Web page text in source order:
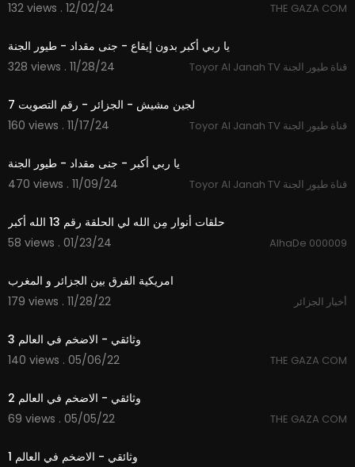
132 views . 12/02/24
THE GAZA COM
يا ربي أكبر بدون إيقاع - جنى مقداد - طيور الجنة
328 views . 11/28/24
Toyor Al Janah TV قناة طيور الجنة
لجين مشيش - الجزائر - رقم التصويت 7
160 views . 11/17/24
Toyor Al Janah TV قناة طيور الجنة
يا ربي أكبر - جنى مقداد - طيور الجنة
470 views . 11/09/24
Toyor Al Janah TV قناة طيور الجنة
حلقات أنوار مِن الله لي الحلقة رقم 13 الله أكبر
58 views . 01/23/24
AlhaDe 000009
امريكية الفرق بين الجزائر و المغرب
179 views . 11/28/22
أخبار الجزائر
وثائقي - الاضخم في العالم 3
140 views . 05/06/22
THE GAZA COM
وثائقي - الاضخم في العالم 2
69 views . 05/05/22
THE GAZA COM
وثائقي - الاضخم في العالم 1